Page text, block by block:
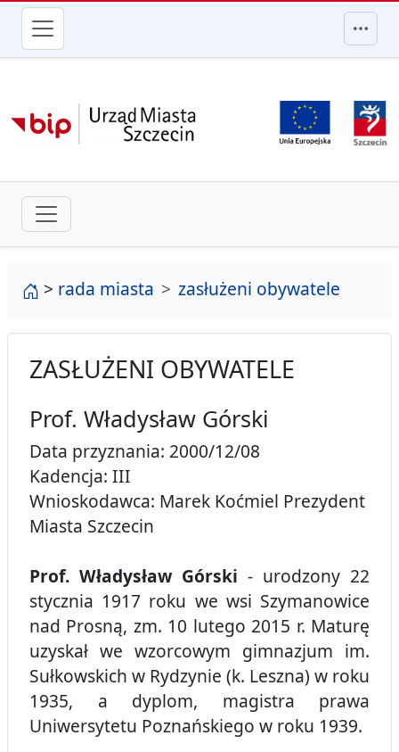
przejdź do głównego menu
strona główna
> rada miasta zasłużeni obywatele
ZASŁUŻENI OBYWATELE
Prof. Władysław Górski
Data przyznania: 2000/12/08
Kadencja: III
Wnioskodawca: Marek Koćmiel Prezydent
Miasta Szczecin
Prof. Władysław Górski - urodzony 22
stycznia 1917 roku we wsi Szymanowice
nad Prosną, zm. 10 lutego 2015 r. Maturę
uzyskał we wzorcowym gimnazjum im.
Sułkowskich w Rydzynie (k. Leszna) w roku
1935, a dyplom, magistra prawa
Uniwersytetu Poznańskiego w roku 1939.